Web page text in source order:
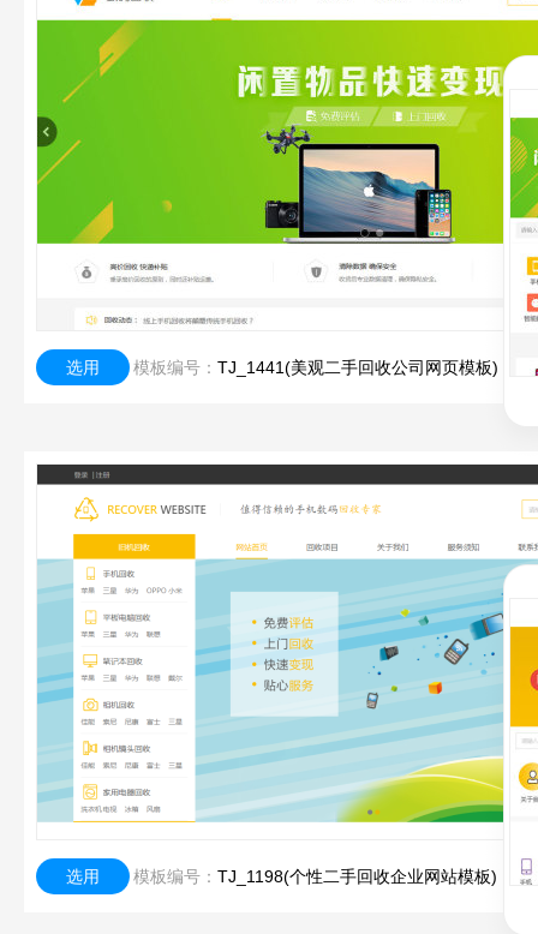
选用 模板编号： TJ_1441(美观二手回收公司网页模板)
选用 模板编号： TJ_1198(个性二手回收企业网站模板)